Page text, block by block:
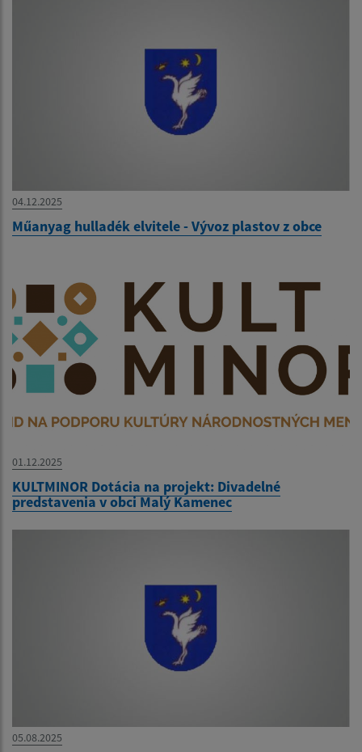
04.12.2025
Műanyag hulladék elvitele - Vývoz plastov z obce
01.12.2025
KULTMINOR Dotácia na projekt: Divadelné
predstavenia v obci Malý Kamenec
05.08.2025